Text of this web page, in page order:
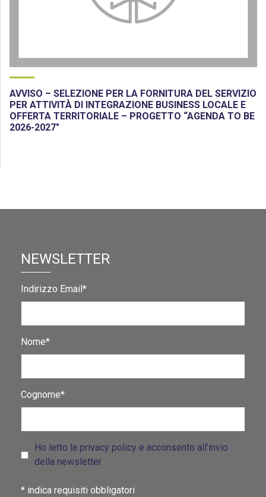
AVVISO – SELEZIONE PER LA FORNITURA DEL SERVIZIO
PER ATTIVITÀ DI INTEGRAZIONE BUSINESS LOCALE E
OFFERTA TERRITORIALE – PROGETTO “AGENDA TO BE
2026-2027″
NEWSLETTER
Indirizzo Email*
Nome*
Cognome*
Ho letto la privacy policy e acconsento all’invio
della newsletter.
* indica requisiti obbligatori